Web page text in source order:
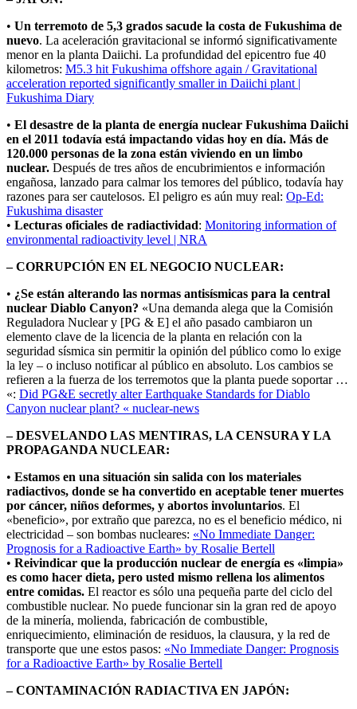
• Un terremoto de 5,3 grados sacude la costa de Fukushima de
nuevo. La aceleración gravitacional se informó significativamente
menor en la planta Daiichi. La profundidad del epicentro fue 40
kilometros: M5.3 hit Fukushima offshore again / Gravitational
acceleration reported significantly smaller in Daiichi plant |
Fukushima Diary
• El desastre de la planta de energía nuclear Fukushima Daiichi
en el 2011 todavía está impactando vidas hoy en día. Más de
120.000 personas de la zona están viviendo en un limbo
nuclear. Después de tres años de encubrimientos e información
engañosa, lanzado para calmar los temores del público, todavía hay
razones para ser cautelosos. El peligro es aún muy real: Op-Ed:
Fukushima disaster
• Lecturas oficiales de radiactividad: Monitoring information of
environmental radioactivity level | NRA
– CORRUPCIÓN EN EL NEGOCIO NUCLEAR:
• ¿Se están alterando las normas antisísmicas para la central
nuclear Diablo Canyon? «Una demanda alega que la Comisión
Reguladora Nuclear y [PG & E] el año pasado cambiaron un
elemento clave de la licencia de la planta en relación con la
seguridad sísmica sin permitir la opinión del público como lo exige
la ley – o incluso notificar al público en absoluto. Los cambios se
refieren a la fuerza de los terremotos que la planta puede soportar …
«: Did PG&E secretly alter Earthquake Standards for Diablo
Canyon nuclear plant? « nuclear-news
– DESVELANDO LAS MENTIRAS, LA CENSURA Y LA
PROPAGANDA NUCLEAR:
• Estamos en una situación sin salida con los materiales
radiactivos, donde se ha convertido en aceptable tener muertes
por cáncer, niños deformes, y abortos involuntarios. El
«beneficio», por extraño que parezca, no es el beneficio médico, ni
electricidad – son bombas nucleares: «No Immediate Danger:
Prognosis for a Radioactive Earth» by Rosalie Bertell
• Reivindicar que la producción nuclear de energía es «limpia»
es como hacer dieta, pero usted mismo rellena los alimentos
entre comidas. El reactor es sólo una pequeña parte del ciclo del
combustible nuclear. No puede funcionar sin la gran red de apoyo
de la minería, molienda, fabricación de combustible,
enriquecimiento, eliminación de residuos, la clausura, y la red de
transporte que une estos pasos: «No Immediate Danger: Prognosis
for a Radioactive Earth» by Rosalie Bertell
– CONTAMINACIÓN RADIACTIVA EN JAPÓN: